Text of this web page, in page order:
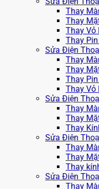
Thay
Thay
Thay Vỏ
Thay
Sửa Điện
Thay
Thay
Thay
Thay Vỏ
Sửa Điện
Thay
Thay
Thay
Sửa Điện
Thay
Thay
Thay
Sửa Điện
Thay